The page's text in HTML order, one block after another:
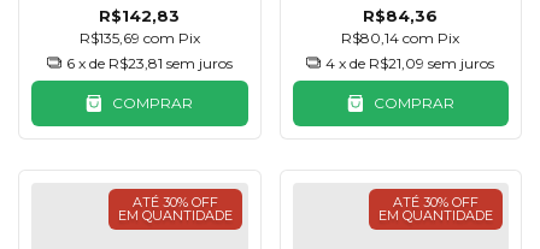
R$142,83
R$135,69 com Pix
6 x de R$23,81 sem juros
COMPRAR
R$84,36
R$80,14com Pix
4 x de R$21,09 sem juros
COMPRAR
ATÉ 30% OFF
EM QUANTIDADE
ATÉ 30% OFF
EM QUANTIDADE